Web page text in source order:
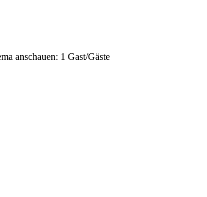
anschauen: 1 Gast/Gäste